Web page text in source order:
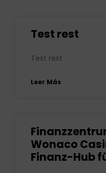
Test rest
Test rest
Leer Más
Wonaco
Finanz-Hub